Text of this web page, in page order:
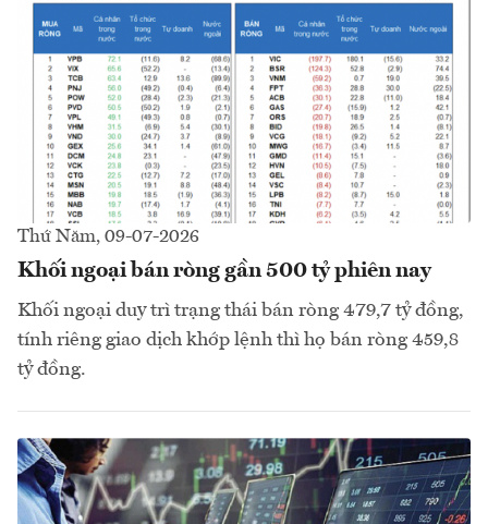
Thứ Năm, 09-07-2026
Khối ngoại bán ròng gần 500 tỷ phiên nay
Khối ngoại duy trì trạng thái bán ròng 479,7 tỷ đồng,
tính riêng giao dịch khớp lệnh thì họ bán ròng 459,8
tỷ đồng.